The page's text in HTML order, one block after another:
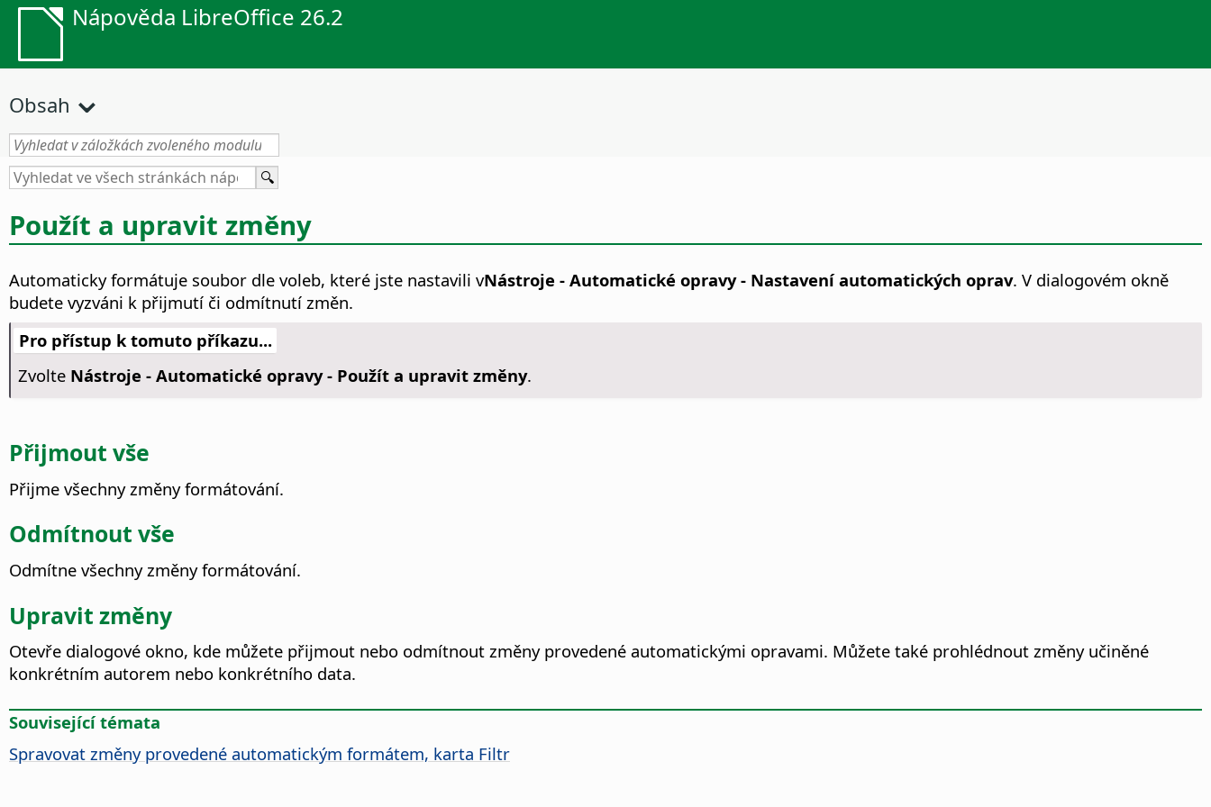
Nápověda LibreOffice 26.2
Obsah
Použít a upravit změny
Automaticky formátuje soubor dle voleb, které jste nastavili vNástroje - Automatické opravy - Nastavení automatických oprav. V dialogovém okně
budete vyzváni k přijmutí či odmítnutí změn.
Pro přístup k tomuto příkazu...
Zvolte Nástroje - Automatické opravy - Použít a upravit změny.
Přijmout vše
Přijme všechny změny formátování.
Odmítnout vše
Odmítne všechny změny formátování.
Upravit změny
Otevře dialogové okno, kde můžete přijmout nebo odmítnout změny provedené automatickými opravami. Můžete také prohlédnout změny učiněné
konkrétním autorem nebo konkrétního data.
Související témata
Spravovat změny provedené automatickým formátem, karta Filtr